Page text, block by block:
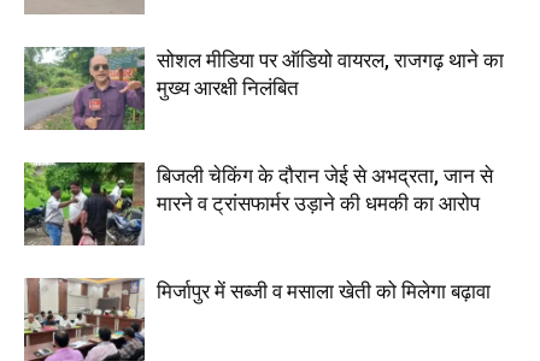
सोशल मीडिया पर ऑडियो वायरल, राजगढ़ थाने का
मुख्य आरक्षी निलंबित
बिजली चेकिंग के दौरान जेई से अभद्रता, जान से
मारने व ट्रांसफार्मर उड़ाने की धमकी का आरोप
मिर्जापुर में सब्जी व मसाला खेती को मिलेगा बढ़ावा